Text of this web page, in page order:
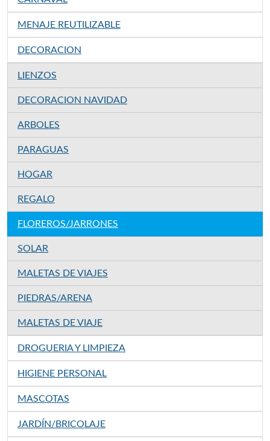
MENAJE REUTILIZABLE
DECORACION
LIENZOS
DECORACION NAVIDAD
ARBOLES
PARAGUAS
HOGAR
REGALO
FLOREROS/JARRONES
SOLAR
MALETAS DE VIAJES
PIEDRAS/ARENA
MALETAS DE VIAJE
DROGUERIA Y LIMPIEZA
HIGIENE PERSONAL
MASCOTAS
JARDÍN/BRICOLAJE